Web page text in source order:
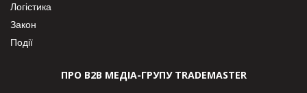
Логістика
Закон
Події
ПРО В2В МЕДІА-ГРУПУ TRADEMASTER